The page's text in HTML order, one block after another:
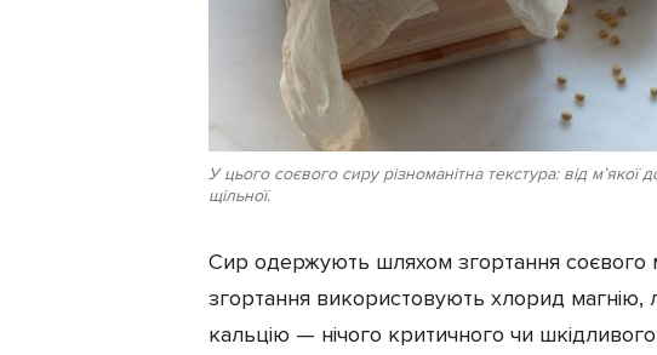
У цього соєвого сиру різноманітна текстура: від м’якої
щільної.
Сир одержують шляхом згортання соєвого
згортання використовують хлорид магнію,
кальцію — нічого критичного чи